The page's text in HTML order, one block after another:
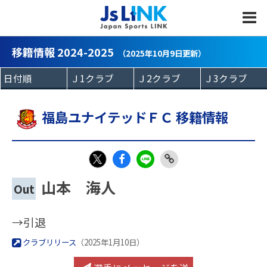
移籍情報 2024-2025 （2025年10月9日更新）
福島ユナイテッドＦＣ 移籍情報
eb
Out 山本 海人
→引退
クラブリリース （2025年1月10日）